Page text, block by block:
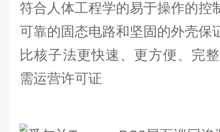
符合人体工程学的易于操作的控
可靠的固态电路和坚固的外壳保
比核子法更快速、更方便、完
需运营许可证